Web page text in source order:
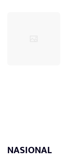
NASIONAL